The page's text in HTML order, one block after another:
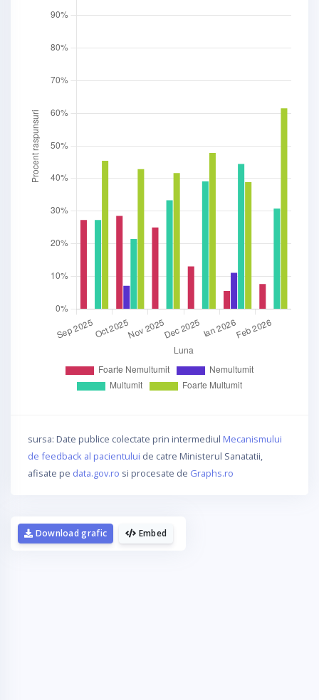
sursa: Date publice colectate prin intermediul Mecanismului
de feedback al pacientului de catre Ministerul Sanatatii,
afisate pe data.gov.ro si procesate de Graphs.ro
Embed
Download grafic